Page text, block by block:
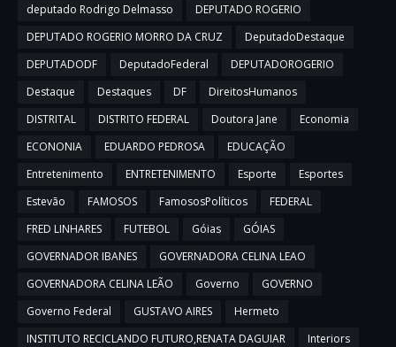
deputado Rodrigo Delmasso
DEPUTADO ROGERIO
DEPUTADO ROGERIO MORRO DA CRUZ
DeputadoDestaque
DEPUTADODF
DeputadoFederal
DEPUTADOROGERIO
Destaque
Destaques DF
DireitosHumanos
DISTRITAL
DISTRITO FEDERAL Doutora Jane
Economia
ECONONIA
EDUARDO PEDROSA
EDUCAÇÃO
Entretenimento
ENTRETENIMENTO Esporte
Esportes
Estevão
FAMOSOS FamososPolíticos
FEDERAL
FRED LINHARES
FUTEBOL Góias
GÓIAS
GOVERNADOR IBANES
GOVERNADORA CELINA LEAO
GOVERNADORA CELINA LEÃO
Governo
GOVERNO
Governo Federal
GUSTAVO AIRES
Hermeto
INSTITUTO RECICLANDO FUTURO,RENATA DAGUIAR
Interiors